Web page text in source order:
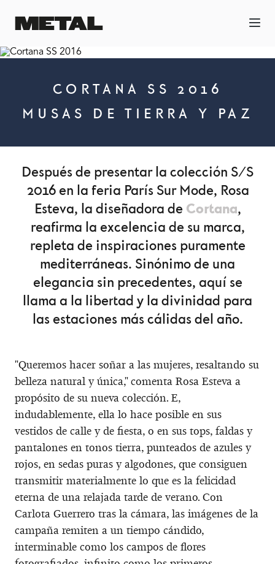
CORTANA SS 2016
MUSAS DE TIERRA Y PAZ
Después de presentar la colección S/S
2016 en la feria París Sur Mode, Rosa
Esteva, la diseñadora de Cortana,
reafirma la excelencia de su marca,
repleta de inspiraciones puramente
mediterráneas. Sinónimo de una
elegancia sin precedentes, aquí se
llama a la libertad y la divinidad para
las estaciones más cálidas del año.
"Queremos hacer soñar a las mujeres, resaltando su
belleza natural y única," comenta Rosa Esteva a
propósito de su nueva colección. E,
indudablemente, ella lo hace posible en sus
vestidos de calle y de fiesta, o en sus tops, faldas y
pantalones en tonos tierra, punteados de azules y
rojos, en sedas puras y algodones, que consiguen
transmitir materialmente lo que es la felicidad
eterna de una relajada tarde de verano. Con
Carlota Guerrero tras la cámara, las imágenes de la
campaña remiten a un tiempo cándido,
interminable como los campos de flores